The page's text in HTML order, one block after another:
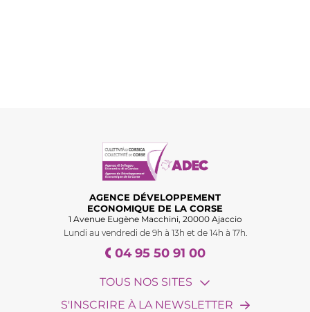
AGENCE DÉVELOPPEMENT
ECONOMIQUE DE LA CORSE
1 Avenue Eugène Macchini, 20000 Ajaccio
Lundi au vendredi de 9h à 13h et de 14h à 17h.
04 95 50 91 00
TOUS NOS SITES
S'INSCRIRE À LA NEWSLETTER